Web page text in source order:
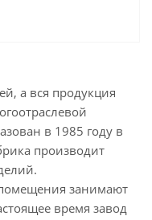
а вся продукция
в 1985 году в
производит
занимают
время завод